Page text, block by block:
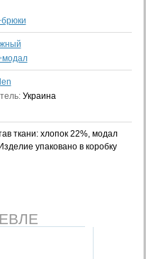
Украина
ткани: хлопок 22%, модал
упаковано в коробку